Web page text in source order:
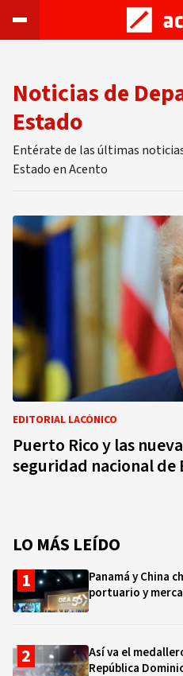
Noticias de
Estado
Entérate de las últimas
Estado en Acento
EDITORIAL LACÓNICO
Puerto Rico y las
seguridad nacional de
LO MÁS LEÍDO
Panamá y China
portuario y
Así va el
República